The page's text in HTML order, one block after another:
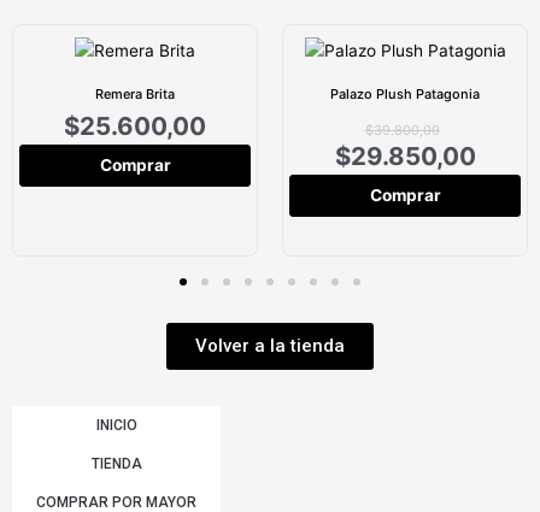
Remera Brita
$25.600,00
Comprar
Palazo Plush Patagonia
$39.800,00
$29.850,00
Comprar
Volver a la tienda
INICIO
TIENDA
COMPRAR POR MAYOR